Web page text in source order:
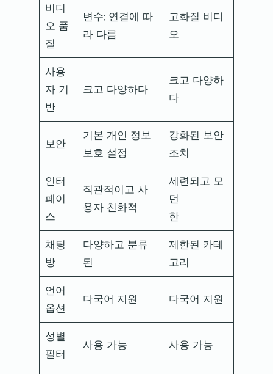
비디
오 품
질
변수; 연결에 따
라 다름
고화질 비디
오
사용
자 기
반
크고 다양하다
크고 다양하
다
보안
기본 개인 정보
보호 설정
강화된 보안
조치
인터
페이
스
직관적이고 사
용자 친화적
세련되고 모
던
한
채팅
방
다양하고 분류
된
제한된 카테
고리
언어
옵션
다국어 지원 다국어 지원
성별
필터
사용 가능 사용 가능